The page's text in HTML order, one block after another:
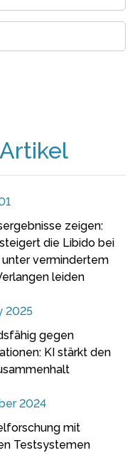
zeigen:
die Libido bei
unter vermindertem
leiden
2025
gegen
KI stärkt den
2024
mit
Testsystemen